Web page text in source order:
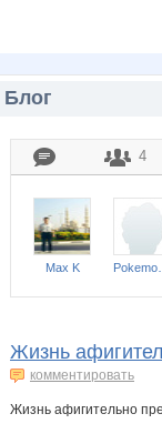
Блог
4
Max K
Жизнь
комментировать
Жизнь афигительно